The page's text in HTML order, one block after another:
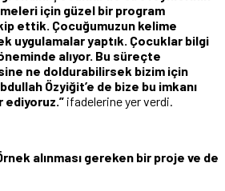
için güzel bir program
ettik. Çocuğumuzun kelime
uygulamalar yaptık. Çocuklar bilgi
alıyor. Bu süreçte
ne doldurabilirsek bizim için
Özyiğit’e de bize bu imkanı
ifadelerine yer verdi.
alınması gereken bir proje ve de